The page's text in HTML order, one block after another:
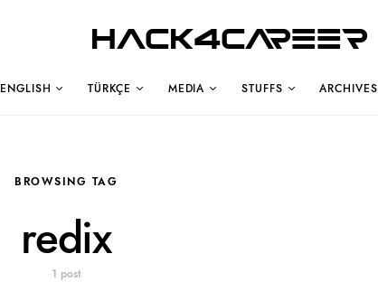
Hack4Career
ENGLISH TÜRKÇE MEDIA STUFFS ARCHIVES
BROWSING TAG
redix
1 post